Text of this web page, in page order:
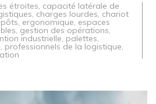
étroites, capacité latérale de
, charges lourdes, chariot
, ergonomique, espaces
, gestion des opérations,
industrielle, palettes,
, professionnels de la logistique,